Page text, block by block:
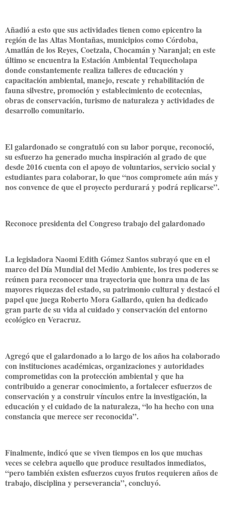
Añadió a esto que sus actividades tienen como epicentro la
región de las Altas Montañas, municipios como Córdoba,
Amatlán de los Reyes, Coetzala, Chocamán y Naranjal; en este
último se encuentra la Estación Ambiental Tequecholapa
donde constantemente realiza talleres de educación y
capacitación ambiental, manejo, rescate y rehabilitación de
fauna silvestre, promoción y establecimiento de ecotecnias,
obras de conservación, turismo de naturaleza y actividades de
desarrollo comunitario.
El galardonado se congratuló con su labor porque, reconoció,
su esfuerzo ha generado mucha inspiración al grado de que
desde 2016 cuenta con el apoyo de voluntarios, servicio social y
estudiantes para colaborar, lo que “nos compromete aún más y
nos convence de que el proyecto perdurará y podrá replicarse”.
Reconoce presidenta del Congreso trabajo del galardonado
La legisladora Naomi Edith Gómez Santos subrayó que en el
marco del Día Mundial del Medio Ambiente, los tres poderes se
reúnen para reconocer una trayectoria que honra una de las
mayores riquezas del estado, su patrimonio cultural y destacó el
papel que juega Roberto Mora Gallardo, quien ha dedicado
gran parte de su vida al cuidado y conservación del entorno
ecológico en Veracruz.
Agregó que el galardonado a lo largo de los años ha colaborado
con instituciones académicas, organizaciones y autoridades
comprometidas con la protección ambiental y que ha
contribuido a generar conocimiento, a fortalecer esfuerzos de
conservación y a construir vínculos entre la investigación, la
educación y el cuidado de la naturaleza, “lo ha hecho con una
constancia que merece ser reconocida”.
Finalmente, indicó que se viven tiempos en los que muchas
veces se celebra aquello que produce resultados inmediatos,
“pero también existen esfuerzos cuyos frutos requieren años de
trabajo, disciplina y perseverancia”, concluyó.